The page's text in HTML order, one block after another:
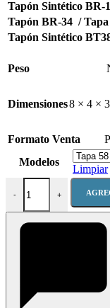
Tapón Sintético BR-
Tapón BR-34 / Tapa
Tapón Sintético
Peso
Dimensiones8 × 4 ×
Formato Venta
Modelos
Limpiar
-
Sellos
+